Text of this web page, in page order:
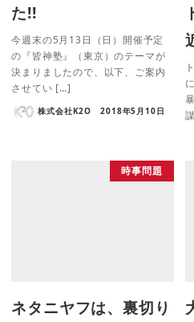
た!!
今週末の5月13日（日）開催予定
の『皆神塾』（東京）のテーマが
決まりましたので、以下、ご案内
させてい […]
株式会社K2O 2018年5月10日
時事問題
ネタニヤフは、裏切り